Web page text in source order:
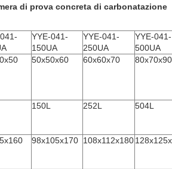
di prova concreta di carbonatazione
YYE-041-
150UA
YYE-041-
250UA
YYE-041-
500UA
50x50x60 60x60x70 80x70x90
150L 252L 504L
98x105x170 108x112x180